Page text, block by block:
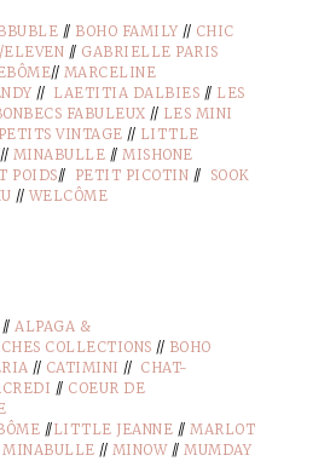
// BOHO FAMILY // CHIC
ELEVEN // GABRIELLE PARIS
// MARCELINE
// LAETITIA DALBIES // LES
FABULEUX // LES MINI
VINTAGE // LITTLE
// MINABULLE // MISHONE
POIDS// PETIT PICOTIN //
SOOK
// WELCÔME
// ALPAGA &
COLLECTIONS // BOHO
// CATIMINI // CHAT-
// COEUR DE
//LITTLE JEANNE // MARLOT
MINABULLE // MINOW// MUMDAY